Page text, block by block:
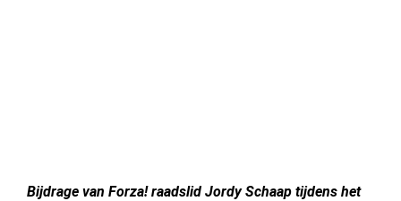
Bijdrage van Forza! raadslid Jordy Schaap tijdens het